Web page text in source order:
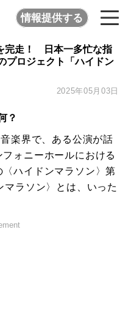
情報提供する
完走！ 日本一多忙な指
プロジェクト「ハイドン
2025年05月03日
？
楽界で、ある公演が話
ォニーホールにおける
ハイドンマラソン〉第
ラソン〉とは、いった